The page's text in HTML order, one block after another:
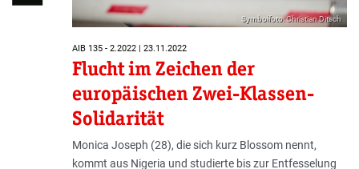
Symbolfoto: Christian Ditsch
AIB 135 - 2.2022 | 23.11.2022
Flucht im Zeichen der
europäischen Zwei-Klassen-
Solidarität
Monica Joseph (28), die sich kurz Blossom nennt,
kommt aus Nigeria und studierte bis zur Entfesselung